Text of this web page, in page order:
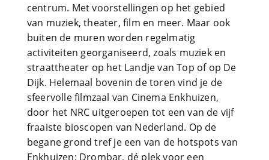
centrum. Met voorstellingen op het gebied
van muziek, theater, film en meer. Maar ook
buiten de muren worden regelmatig
activiteiten georganiseerd, zoals muziek en
straattheater op het Landje van Top of op De
Dijk. Helemaal bovenin de toren vind je de
sfeervolle filmzaal van Cinema Enkhuizen,
door het NRC uitgeroepen tot een van de vijf
fraaiste bioscopen van Nederland. Op de
begane grond tref je een van de hotspots van
Enkhuizen: Drombar, dé plek voor een